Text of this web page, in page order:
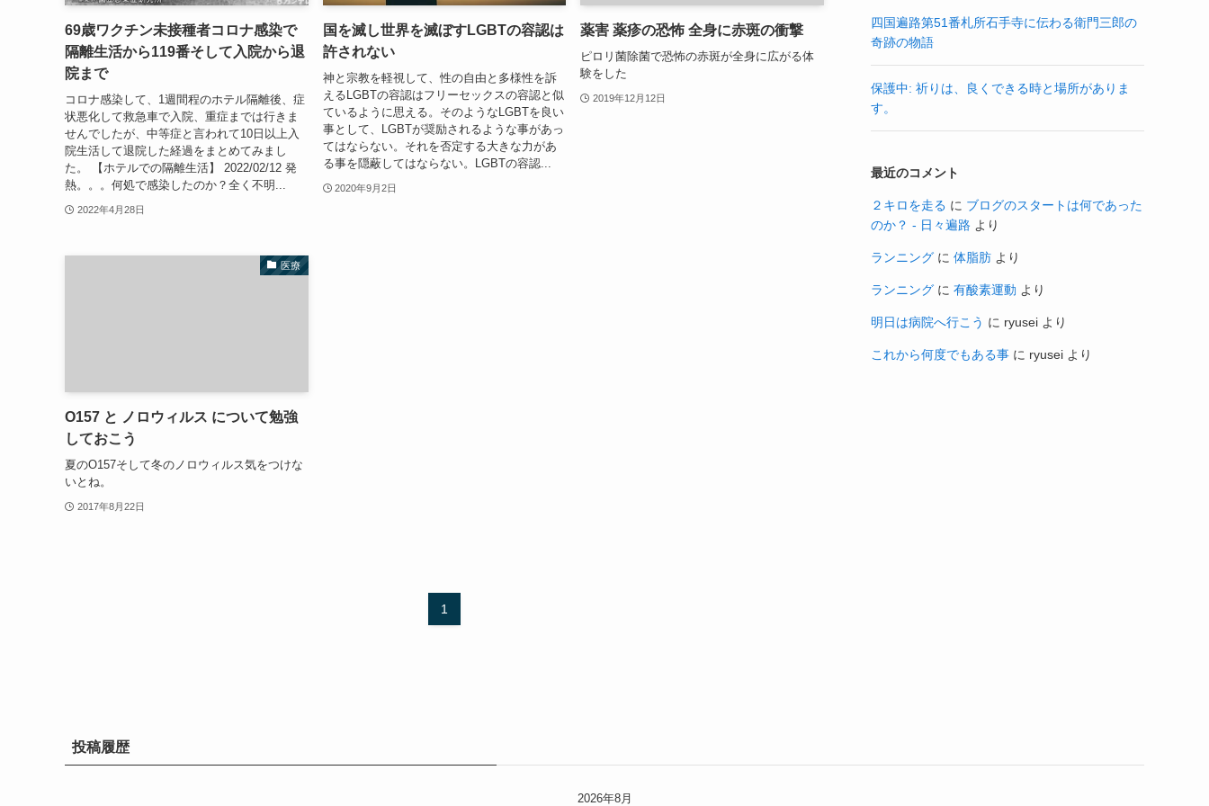
69歳ワクチン未接種者コロナ感染で
隔離生活から119番そして入院から退
院まで
コロナ感染して、1週間程のホテル隔離後、症
状悪化して救急車で入院、重症までは行きま
せんでしたが、中等症と言われて10日以上入
院生活して退院した経過をまとめてみまし
た。 【ホテルでの隔離生活】 2022/02/12 発
熱。。。何処で感染したのか？全く不明...
2022年4月28日
国を滅し世界を滅ぼすLGBTの容認は
許されない
神と宗教を軽視して、性の自由と多様性を訴
えるLGBTの容認はフリーセックスの容認と似
ているように思える。そのようなLGBTを良い
事として、LGBTが奨励されるような事があっ
てはならない。それを否定する大きな力があ
る事を隠蔽してはならない。LGBTの容認...
2020年9月2日
薬害 薬疹の恐怖 全身に赤斑の衝撃
ピロリ菌除菌で恐怖の赤斑が全身に広がる体
験をした
2019年12月12日
医療
O157 と ノロウィルス について勉強
しておこう
夏のO157そして冬のノロウィルス気をつけな
いとね。
2017年8月22日
1
四国遍路第51番札所石手寺に伝わる衛門三郎の
奇跡の物語
保護中: 祈りは、良くできる時と場所がありま
す。
最近のコメント
２キロを走る に ブログのスタートは何であった
のか？ - 日々遍路 より
ランニング に 体脂肪 より
ランニング に 有酸素運動 より
明日は病院へ行こう に ryusei より
これから何度でもある事 に ryusei より
投稿履歴
2026年8月